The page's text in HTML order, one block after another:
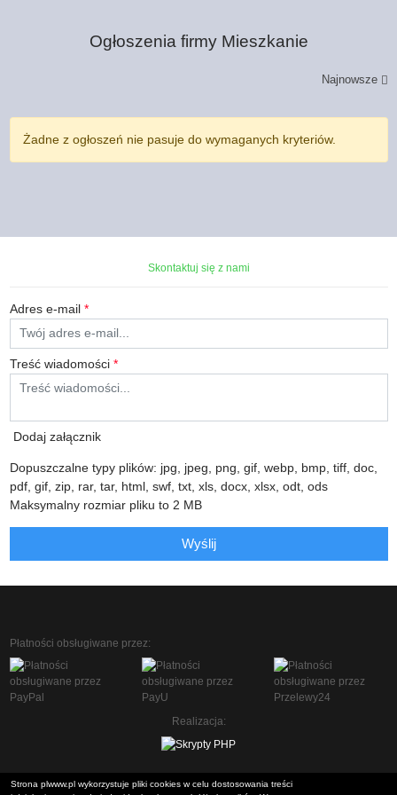
Ogłoszenia firmy Mieszkanie
Najnowsze
Żadne z ogłoszeń nie pasuje do wymaganych kryteriów.
Skontaktuj się z nami
Adres e-mail *
Treść wiadomości *
Dodaj załącznik
Dopuszczalne typy plików: jpg, jpeg, png, gif, webp, bmp, tiff, doc,
pdf, gif, zip, rar, tar, html, swf, txt, xls, docx, xlsx, odt, ods
Maksymalny rozmiar pliku to 2 MB
Wyślij
Płatności obsługiwane przez:
Realizacja:
Strona plwww.pl wykorzystuje pliki cookies w celu dostosowania treści